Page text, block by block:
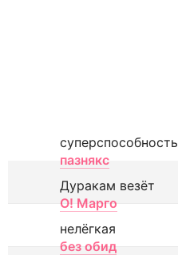
суперспособность
пазнякс
Дуракам везёт
О! Марго
нелёгкая
без обид